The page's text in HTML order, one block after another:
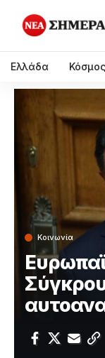
Ελλάδα Κόσμος
Κοινωνία